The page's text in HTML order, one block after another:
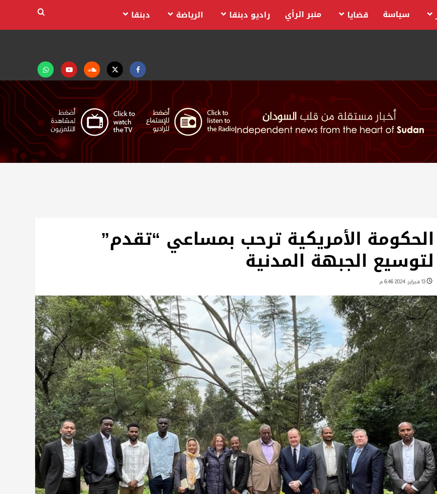
Facebook
Twitter
Soundcloud
Youtubeتابعنا
على
واتساب
سياسة قضايا منبر الرأي راديو دبنقا الرياضة دبنقا
الحكومة الأمريكية ترحب بمساعي “تقدم”
لتوسيع الجبهة المدنية
13 فبراير، 2024 6:46 م